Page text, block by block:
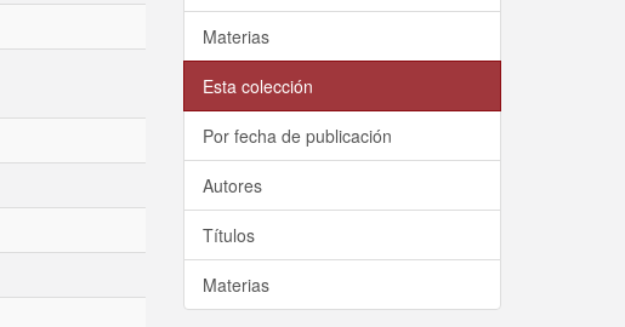
Materias
Esta colección
Por fecha de publicación
Autores
Títulos
Materias